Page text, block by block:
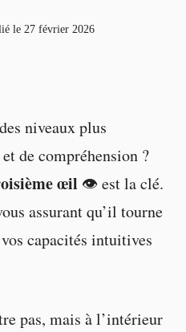
le 27 février 2026
niveaux plus
de compréhension ?
œil 👁️ est la clé.
assurant qu’il tourne
capacités intuitives
pas, mais à l’intérieur